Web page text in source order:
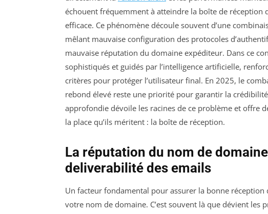
échouent fréquemment à atteindre la boîte de
efficace. Ce phénomène découle souvent d’une
mêlant mauvaise configuration des protocoles
mauvaise réputation du domaine expéditeur. Dans ce
sophistiqués et guidés par l’intelligence artificielle,
critères pour protéger l’utilisateur final. En 2025, le
rebond élevé reste une priorité pour garantir la
approfondie dévoile les racines de ce problème et offre
la place qu’ils méritent : la boîte de réception.
La réputation du nom de
deliverabilité des emails
Un facteur fondamental pour assurer la bonne
votre nom de domaine. C’est souvent là que dévient